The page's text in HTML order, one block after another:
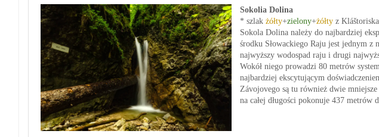
Sokolia Dolina
* szlak żółty+zielony+żółtyz
Sokola Dolina należy do najbardziej
środku Słowackiego Raju jest jednym z
najwyższy wodospad raju i drugi
Wokół niego prowadzi 80 metrów
najbardziej ekscytującym
Závojovego są tu również dwie
na całej długości pokonuje 437 metrów